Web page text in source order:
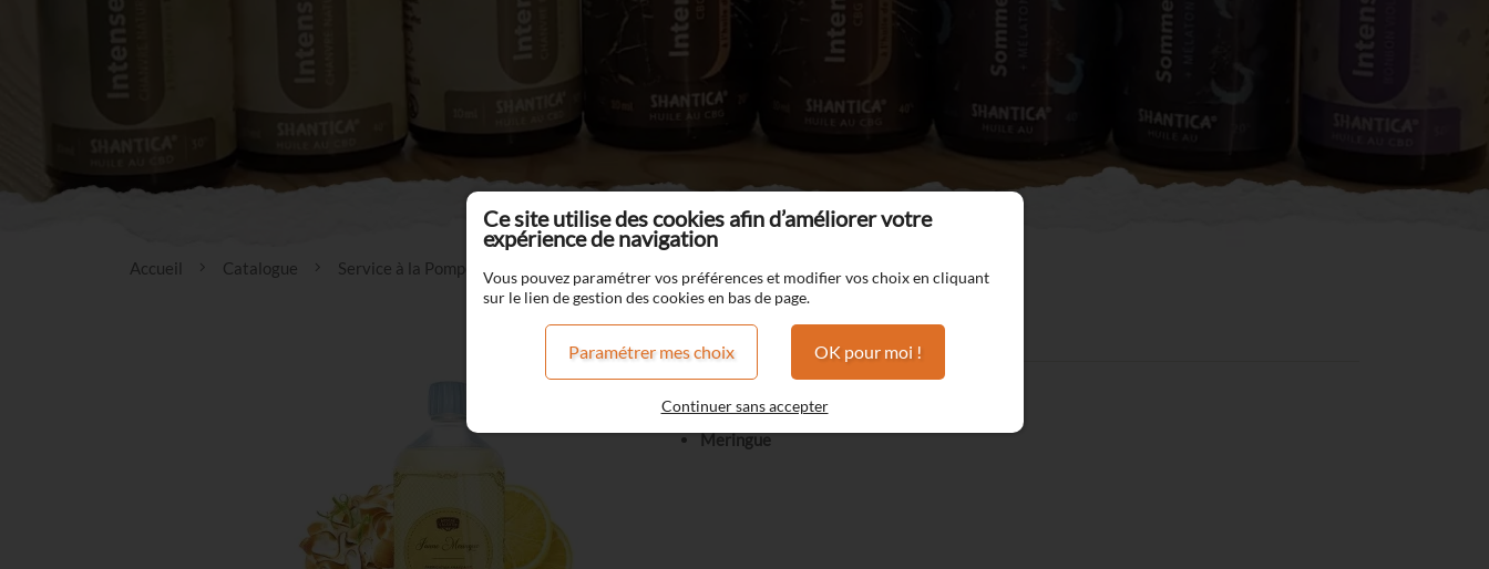
Accueil Catalogue Service à la Pompe Jaune Meringue
Jaune Meringue
Pâte sablée
Crème de citron
Meringue
Ce site utilise des cookies afin d’améliorer votre
expérience de navigation
Vous pouvez paramétrer vos préférences et modifier vos choix en cliquant
sur le lien de gestion des cookies en bas de page.
Paramétrer mes choix OK pour moi !
Continuer sans accepter